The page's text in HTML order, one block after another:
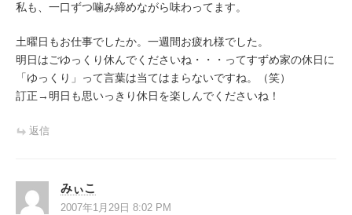
私も、一口ずつ噛み締めながら味わってます。
土曜日もお仕事でしたか。一週間お疲れ様でした。
明日はごゆっくり休んでくださいね・・・ってすずめ家の休日に
「ゆっくり」って言葉は当てはまらないですね。（笑）
訂正→明日も思いっきり休日を楽しんでくださいね！
返信
みぃこ
2007年1月29日 8:02 PM